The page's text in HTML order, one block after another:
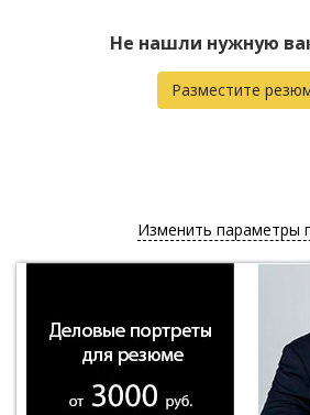
Не нашли нужную
Разместите
Изменить параметры